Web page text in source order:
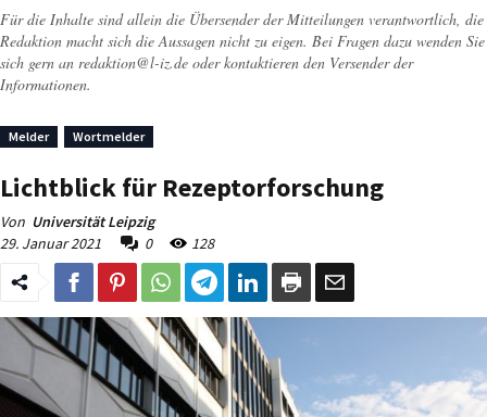
Für die Inhalte sind allein die Übersender der Mitteilungen verantwortlich, die
Redaktion macht sich die Aussagen nicht zu eigen. Bei Fragen dazu wenden Sie
sich gern an redaktion@l-iz.de oder kontaktieren den Versender der
Informationen.
Melder Wortmelder
Lichtblick für Rezeptorforschung
Von Universität Leipzig
29. Januar 2021
0 128